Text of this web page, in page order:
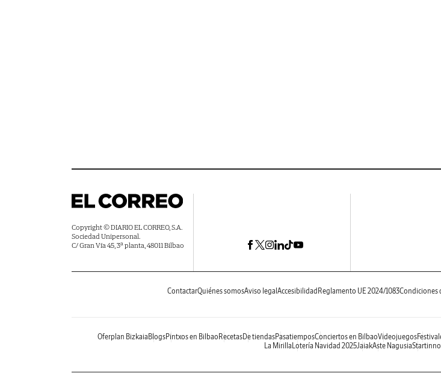
Copyright © DIARIO EL CORREO, S.A.
Sociedad Unipersonal.
C/ Gran Vía 45, 3ª planta, 48011 Bilbao
ContactarQuiénes somosAviso legal Accesibilidad Reglamento UE 2024/1083Condiciones
Oferplan Bizkaia BlogsPintxos en Bilbao RecetasDe tiendasPasatiemposConciertos en BilbaoVideojuegos
La Mirilla Lotería Navidad 2025JaiakAste Nagusia